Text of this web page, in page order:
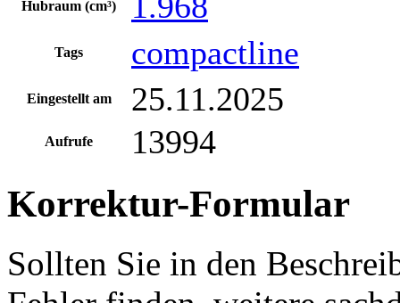
Hubraum (cm³)
Tags compactline
Eingestellt am 25.11.2025
Aufrufe 13994
Korrektur-Formular
Sollten Sie in den